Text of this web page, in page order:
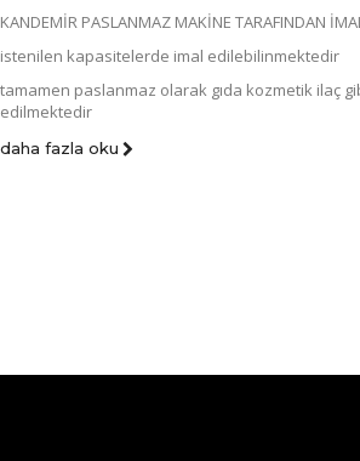
KANDEMİR PASLANMAZ MAKİNE TARAFINDAN
istenilen kapasitelerde imal edilebilinmektedir
tamamen paslanmaz olarak gıda kozmetik ilaç
edilmektedir
daha fazla oku